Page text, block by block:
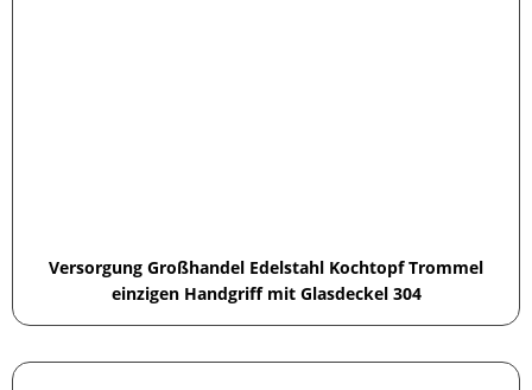
Versorgung Großhandel Edelstahl Kochtopf Trommel
einzigen Handgriff mit Glasdeckel 304